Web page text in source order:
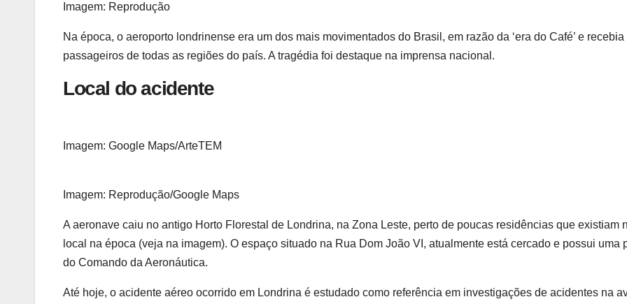
Imagem: Reprodução
Na época, o aeroporto londrinense era um dos mais movimentados do Brasil, em razão da ‘era do Café’ e recebia
passageiros de todas as regiões do país. A tragédia foi destaque na imprensa nacional.
Local do acidente
Imagem: Google Maps/ArteTEM
Imagem: Reprodução/Google Maps
A aeronave caiu no antigo Horto Florestal de Londrina, na Zona Leste, perto de poucas residências que existiam
local na época (veja na imagem). O espaço situado na Rua Dom João VI, atualmente está cercado e possui uma
do Comando da Aeronáutica.
Até hoje, o acidente aéreo ocorrido em Londrina é estudado como referência em investigações de acidentes na